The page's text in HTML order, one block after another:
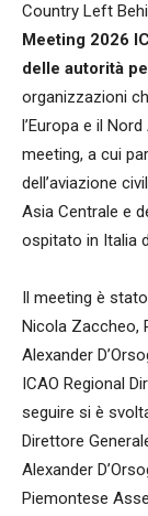
Country Left
Meeting 2026
delle autorità
organizzazioni
l’Europa e il
meeting, a cui
dell’aviazione
Asia Centrale e
ospitato in Italia
Il meeting è
Nicola Zaccheo,
Alexander
ICAO Regional
seguire si è
Direttore
Alexander
Piemontese